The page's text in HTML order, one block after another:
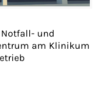
und
am Klinikum